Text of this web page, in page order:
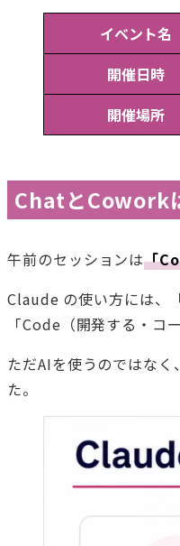
イベント名
開催日時
開催場所
ChatとCowork
午前のセッションは「
Claude の使い方には、
「Code（開発する・コ
ただAIを使うのではな
た。